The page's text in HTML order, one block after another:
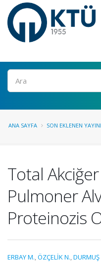
Ara
ANA SAYFA SON EKLENEN
Total Akciğer
Pulmoner
Proteinozis
ERBAY M.,ÖZÇELİK N.,DURMUŞ